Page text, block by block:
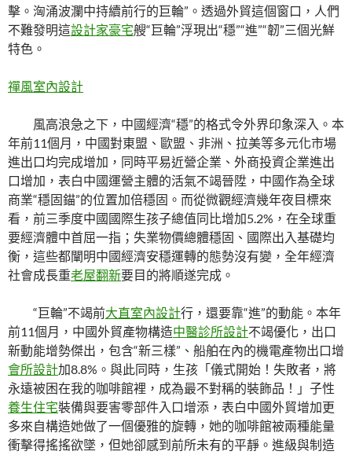
擊。洶涌波瀾中持續前行的巨輪”。透過外貿這個窗口，人們
不難發明這設計家豪宅艘“巨輪”浮現出“穩”“進”“韌”三個光鮮
特色。
禪風室內設計
風高浪急之下，中國經濟“穩”的格式令外界印象深入。本
年前11個月，中國對東盟、歐盟、非洲、拉美等多元化市場
進出口均完成增加，同時平易近營企業、外商投資企業進出
口增加，表白中國運營主體的活氣不竭晉陞，中國作為全球
商業“穩固錨”的位置加倍穩固。而從微觀經濟幾年夜目標來
看，前三季度中國國際生孩子總值同比增加5.2%，在全球重
要經濟體中首屈一指；失業物價總體穩固、國際出入基礎均
衡，這些都闡明中國經濟安穩運轉的態勢沒有變，全年經濟
社會成長重老屋翻新要目的將順遂完成。
“巨輪”不竭前大直室內設計行，還要靠“進”的動能。本年
前11個月，中國外貿產物構造中醫診所設計不竭優化，出口
新動能增勢傑出，包含“新三樣”、船舶在內的機電產物出口增
會所設計加8.8%。與此同時，生孩「儀式開始！失敗者，將
永遠被困在我的咖啡館裡，成為最不對稱的裝飾品！」子性
養生住宅裝備與要害零部件入口增添，表白中國外貿增加更
多來自構造她做了一個優雅的旋轉，她的咖啡館被兩種能量
衝擊得搖搖欲墜，但她卻感到前所未有的平靜。進級與制造